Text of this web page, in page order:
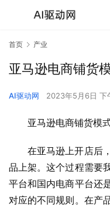
首页 产业
亚马逊电商铺货
AI驱动网 2023年5月6日 下
亚马逊电商铺货模
在亚马逊上开店后
品上架。这个过程需要
平台和国内电商平台还
对应的不同规则。在产